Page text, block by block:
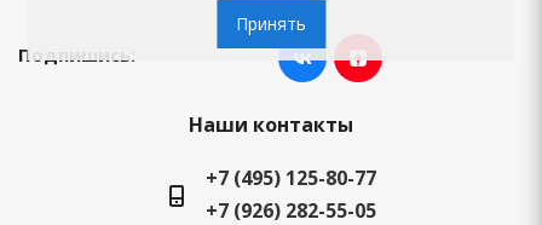
Подпишись:
Наши контакты
+7 (495) 125-80-77
+7 (926) 282-55-05
Принять